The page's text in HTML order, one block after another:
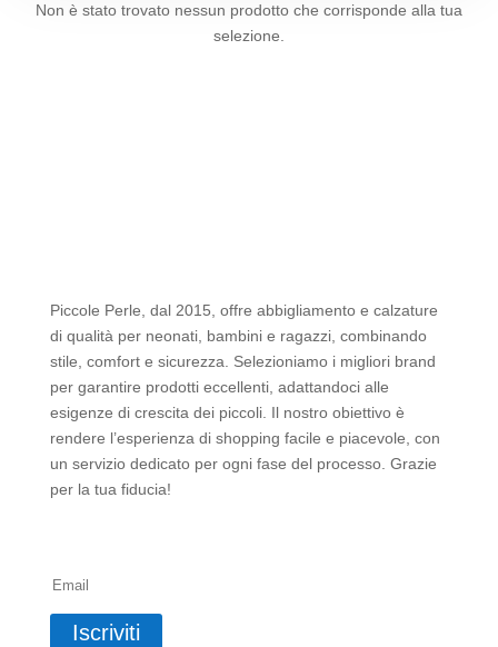
Non è stato trovato nessun prodotto che corrisponde alla tua
selezione.
Piccole Perle, dal 2015, offre abbigliamento e calzature
di qualità per neonati, bambini e ragazzi, combinando
stile, comfort e sicurezza. Selezioniamo i migliori brand
per garantire prodotti eccellenti, adattandoci alle
esigenze di crescita dei piccoli. Il nostro obiettivo è
rendere l’esperienza di shopping facile e piacevole, con
un servizio dedicato per ogni fase del processo. Grazie
per la tua fiducia!
Iscriviti